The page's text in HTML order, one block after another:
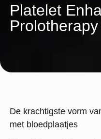
Platelet
Prolotherapy
De krachtigste vorm
met bloedplaatjes